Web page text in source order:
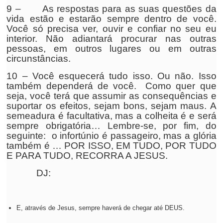
9 – As respostas para as suas questões da
vida estão e estarão sempre dentro de você.
Você só precisa ver, ouvir e confiar no seu eu
interior. Não adiantará procurar nas outras
pessoas, em outros lugares ou em outras
circunstâncias.
10 – Você esquecerá tudo isso. Ou não. Isso
também dependerá de você. Como quer que
seja, você terá que assumir as consequências e
suportar os efeitos, sejam bons, sejam maus. A
semeadura é facultativa, mas a colheita é e será
sempre obrigatória… Lembre-se, por fim, do
seguinte: o infortúnio é passageiro, mas a glória
também é … POR ISSO, EM TUDO, POR TUDO
E PARA TUDO, RECORRA A JESUS.
DJ:
E, através de Jesus, sempre haverá de chegar até DEUS.